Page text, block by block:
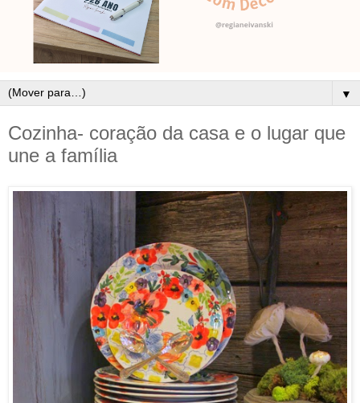
▼
Cozinha- coração da casa e o lugar que
une a família